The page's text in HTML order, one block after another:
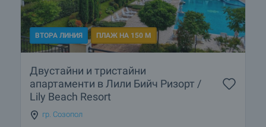
ВТОРА ЛИНИЯ ПЛАЖ НА 150 М
Двустайни и тристайни
апартаменти в Лили Бийч Ризорт /
Lily Beach Resort
гр. Созопол